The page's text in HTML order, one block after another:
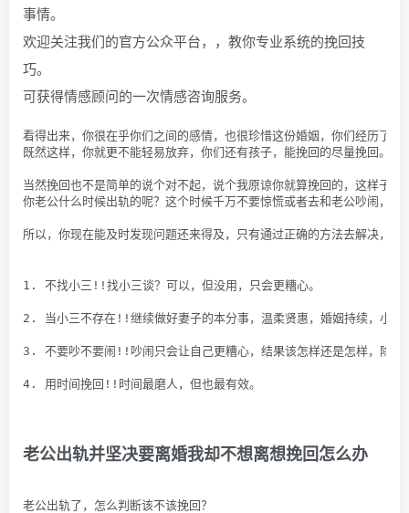
事情。
欢迎关注我们的官方公众平台，，教你专业系统的挽回技
巧。
可获得情感顾问的一次情感咨询服务。
看得出来，你很在乎你们之间的感情，也很珍惜这份婚姻，你们经历了
既然这样，你就更不能轻易放弃，你们还有孩子，能挽回的尽量挽回。
当然挽回也不是简单的说个对不起，说个我原谅你就算挽回的，这样子是
你老公什么时候出轨的呢？这个时候千万不要惊慌或者去和老公吵闹，
所以，你现在能及时发现问题还来得及，只有通过正确的方法去解决，
1. 不找小三!!找小三谈？可以，但没用，只会更糟心。
2. 当小三不存在!!继续做好妻子的本分事，温柔贤惠，婚姻持续，小三
3. 不要吵不要闹!!吵闹只会让自己更糟心，结果该怎样还是怎样，除了
4. 用时间挽回!!时间最磨人，但也最有效。
老公出轨并坚决要离婚我却不想离想挽回怎么办
老公出轨了，怎么判断该不该挽回？